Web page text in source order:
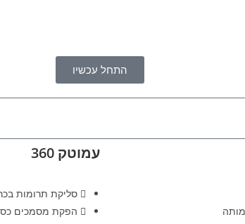
התחל עכשיו
עמוטק 360
סליקת תרומות
הפקת מסמכים